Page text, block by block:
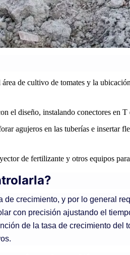
de cultivo de tomates y la
el diseño, instalando conectores en
agujeros en las tuberías e insertar
de fertilizante y otros equipos
crecimiento, y por lo general
con precisión ajustando el
de la tasa de crecimiento